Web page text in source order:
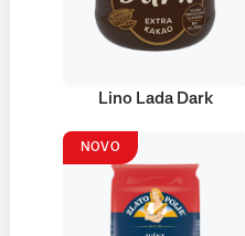
Lino Lada Dark
NOVO